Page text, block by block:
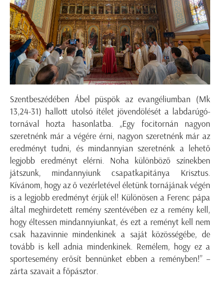
Szentbeszédében Ábel püspök az evangéliumban (Mk
13,24-31) hallott utolsó ítélet jövendölését a labdarúgó-
tornával hozta hasonlatba. „Egy focitornán nagyon
szeretnénk már a végére érni, nagyon szeretnénk már az
eredményt tudni, és mindannyian szeretnénk a lehető
legjobb eredményt elérni. Noha különböző színekben
játszunk, mindannyiunk csapatkapitánya Krisztus.
Kívánom, hogy az ő vezérletével életünk tornájának végén
is a legjobb eredményt érjük el! Különösen a Ferenc pápa
által meghirdetett remény szentévében ez a remény kell,
hogy éltessen mindannyiunkat, és ezt a reményt kell nem
csak hazavinnie mindenkinek a saját közösségébe, de
tovább is kell adnia mindenkinek. Remélem, hogy ez a
sportesemény erősít bennünket ebben a reményben!” –
zárta szavait a főpásztor.